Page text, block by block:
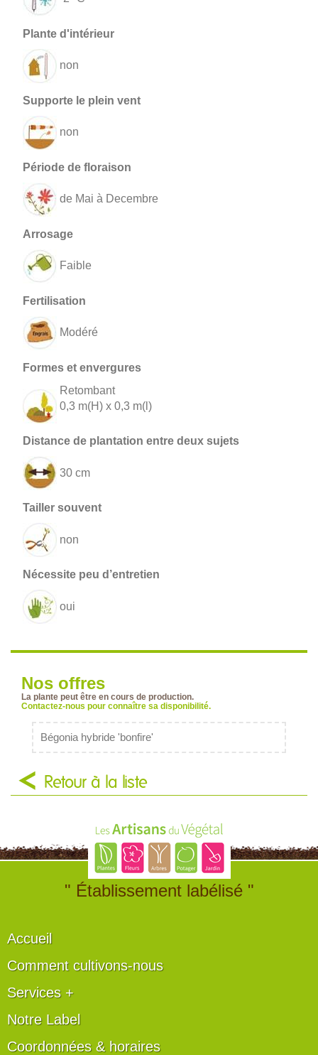
non
non
de Mai à Decembre
Faible
Modéré
Retombant
0,3 m(H) x 0,3 m(l)
30 cm
non
oui
Nos offres
La plante peut être en cours de production.
Contactez-nous pour connaître sa disponibilité.
Bégonia hybride 'bonfire'
Retour à la liste
" Établissement labélisé "
Accueil
Comment cultivons-nous
Services +
Notre Label
Coordonnées & horaires